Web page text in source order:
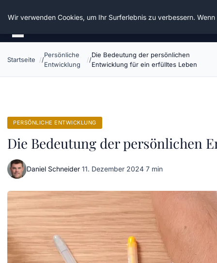
Die Schnitter
Startseite
Persönliche
Entwicklung
Die Bedeutung der persönlichen
Entwicklung für ein erfülltes Leben
PERSÖNLICHE ENTWICKLUNG
Die Bedeutung der persönlichen
Daniel Schneider·11. Dezember 2024·7 min
Wir verwenden Cookies, um Ihr Surferlebnis zu verbessern.